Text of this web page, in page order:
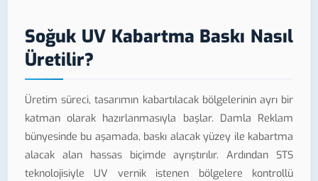
Soğuk UV Kabartma Baskı Nasıl
Üretilir?
Üretim süreci, tasarımın kabartılacak bölgelerinin ayrı bir
katman olarak hazırlanmasıyla başlar. Damla Reklam
bünyesinde bu aşamada, baskı alacak yüzey ile kabartma
alacak alan hassas biçimde ayrıştırılır. Ardından STS
teknolojisiyle UV vernik istenen bölgelere kontrollü